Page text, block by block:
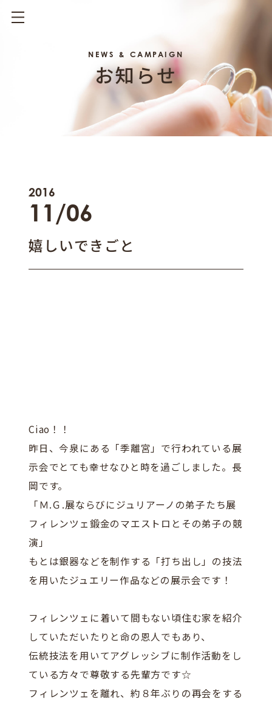
NEWS & CAMPAIGN
お知らせ
嬉しいできごと
2016
11/06
Ciao！！
昨日、今泉にある「季離宮」で行われている展
示会でとても幸せなひと時を過ごしました。長
岡です。
「Ｍ.Ｇ.展ならびにジュリアーノの弟子たち展
フィレンツェ鍛金のマエストロとその弟子の競
演」
もとは銀器などを制作する「打ち出し」の技法
を用いたジュエリー作品などの展示会です！
フィレンツェに着いて間もない頃住む家を紹介
していただいたりと命の恩人でもあり、
伝統技法を用いてアグレッシブに制作活動をし
ている方々で尊敬する先輩方です☆
フィレンツェを離れ、約８年ぶりの再会をする